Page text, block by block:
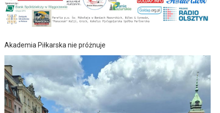
Akademia Piłkarska nie próżnuje